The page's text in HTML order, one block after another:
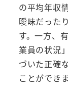
の平均年収
曖昧だった
す。一方、
業員の状況
づいた正確
ことができま